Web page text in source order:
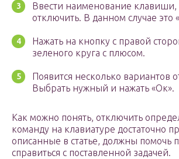
Ввести наименование
отключить. В данном случае это
Нажать на кнопку с правой
зеленого круга с плюсом.
Появится несколько вариантов
Выбрать нужный и нажать «Ок».
Как можно понять, отключить
команду на клавиатуре достаточно
описанные в статье, должны помочь
справиться с поставленной задачей.